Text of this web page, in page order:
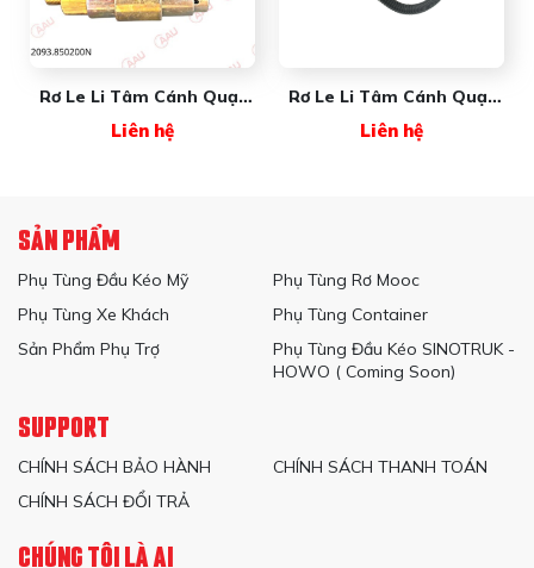
Rơ Le Li Tâm Cánh Quạt
Liên hệ
Rơ Le Li Tâm Cánh Quạt
New Wave Premium
Liên hệ
SẢN PHẨM
Phụ Tùng Đầu Kéo Mỹ
Phụ Tùng Rơ Mooc
Phụ Tùng Xe Khách
Phụ Tùng Container
Sản Phẩm Phụ Trợ
Phụ Tùng Đầu Kéo SINOTRUK -
HOWO ( Coming Soon)
SUPPORT
CHÍNH SÁCH BẢO HÀNH
CHÍNH SÁCH THANH TOÁN
CHÍNH SÁCH ĐỔI TRẢ
CHÚNG TÔI LÀ AI